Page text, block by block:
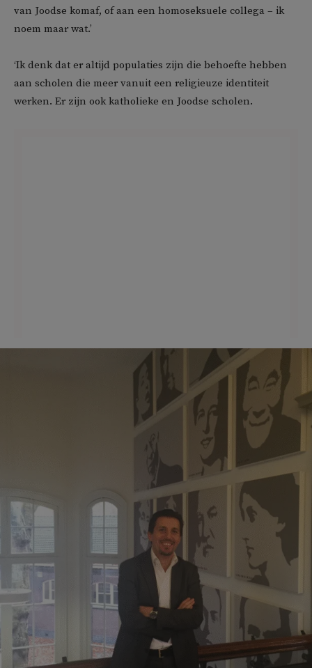
van Joodse komaf, of aan een homoseksuele collega – ik
noem maar wat.’
‘Ik denk dat er altijd populaties zijn die behoefte hebben
aan scholen die meer vanuit een religieuze identiteit
werken. Er zijn ook katholieke en Joodse scholen.